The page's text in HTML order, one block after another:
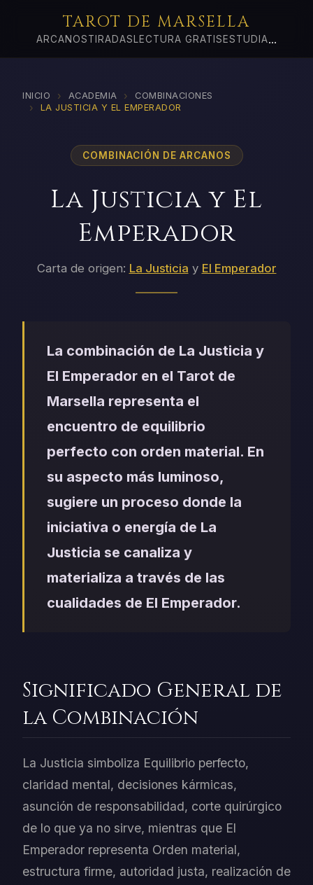
TAROT DE MARSELLA
ARCANOSTIRADAS LECTURA GRATIS ESTUDIA...
INICIO › ACADEMIA › COMBINACIONES
› LA JUSTICIA Y EL EMPERADOR
COMBINACIÓN DE ARCANOS
La Justicia y El
Emperador
Carta de origen: La Justicia y El Emperador
La combinación de La Justicia y
El Emperador en el Tarot de
Marsella representa el
encuentro de equilibrio
perfecto con orden material. En
su aspecto más luminoso,
sugiere un proceso donde la
iniciativa o energía de La
Justicia se canaliza y
materializa a través de las
cualidades de El Emperador.
Significado General de
la Combinación
La Justicia simboliza Equilibrio perfecto,
claridad mental, decisiones kármicas,
asunción de responsabilidad, corte quirúrgico
de lo que ya no sirve, mientras que El
Emperador representa Orden material,
estructura firme, autoridad justa, realización de